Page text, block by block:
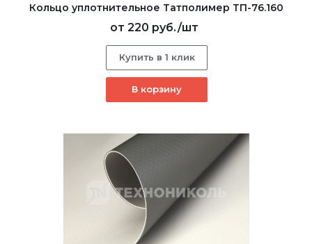
Кольцо уплотнительное Татполимер ТП-76.160
от 220 руб./шт
Купить в 1 клик
В корзину